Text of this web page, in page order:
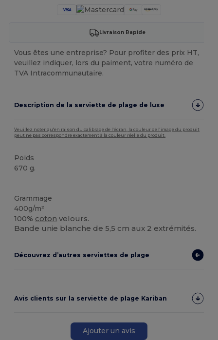
Livraison Rapide
Vous êtes une entreprise? Pour profiter des prix HT,
veuillez indiquer, lors du paiment, votre numéro de
TVA Intracommunautaire.
Description de la serviette de plage de luxe
Veuillez noter qu'en raison du calibrage de l'écran, la couleur de l'image du produit
peut ne pas correspondre exactement à la couleur réelle du produit.
Poids
670 g.
Grammage
400g/m²
100% coton velours.
Bande unie blanche de 5,5 cm aux 2 extrémités.
Découvrez d’autres serviettes de plage
Avis clients sur la serviette de plage Kariban
Ajouter un avis